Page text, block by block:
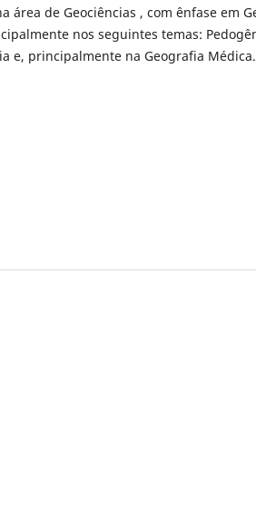
área de Geociências , com ênfase em
nos seguintes temas:
e, principalmente na Geografia Médica.